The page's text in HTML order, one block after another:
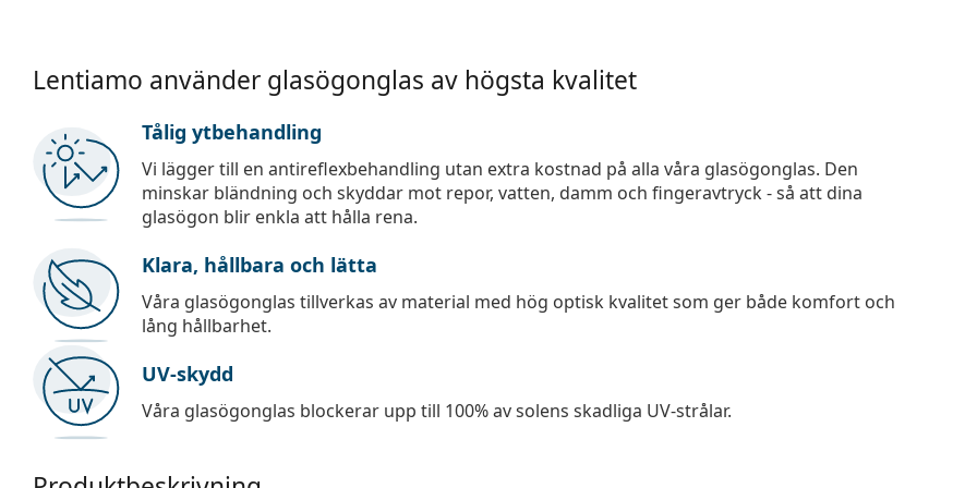
Lentiamo använder glasögonglas av högsta kvalitet
Tålig ytbehandling
Vi lägger till en antireflexbehandling utan extra kostnad på alla våra glasögonglas. Den
minskar bländning och skyddar mot repor, vatten, damm och fingeravtryck - så att dina
glasögon blir enkla att hålla rena.
Klara, hållbara och lätta
Våra glasögonglas tillverkas av material med hög optisk kvalitet som ger både komfort och
lång hållbarhet.
UV-skydd
Våra glasögonglas blockerar upp till 100% av solens skadliga UV-strålar.